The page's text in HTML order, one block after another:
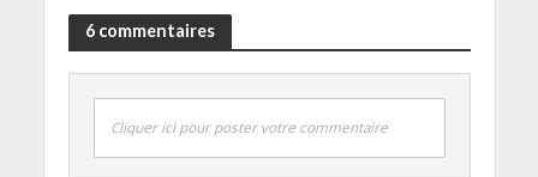
6 commentaires
Cliquer ici pour poster votre commentaire